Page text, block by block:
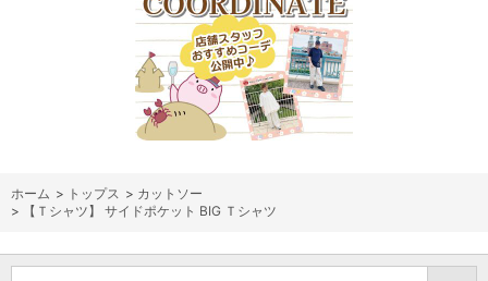
ホーム > トップス > カットソー
>
【Ｔシャツ】 サイドポケット BIG Ｔシャツ